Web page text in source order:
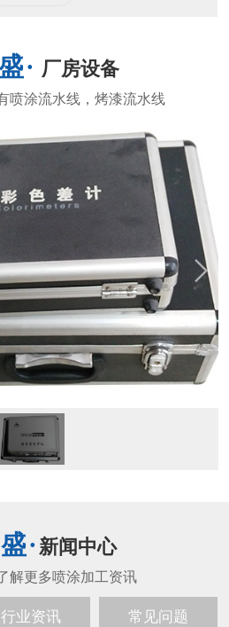
厂房设备
新闻中心
行业资讯 常见问题